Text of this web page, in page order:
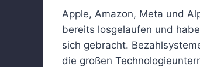
Apple, Amazon, Meta und
bereits losgelaufen und
sich gebracht.
die großen